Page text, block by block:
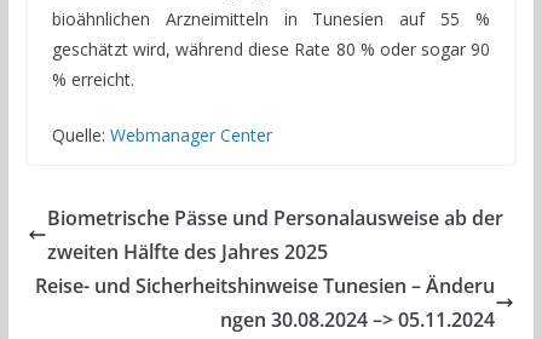
bioähnlichen Arzneimitteln in Tunesien auf 55 %
geschätzt wird, während diese Rate 80 % oder sogar 90
% erreicht.
Quelle: Webmanager Center
Biometrische Pässe und Personalausweise ab der
zweiten Hälfte des Jahres 2025
Reise- und Sicherheitshinweise Tunesien – Änderu
ngen 30.08.2024 –> 05.11.2024